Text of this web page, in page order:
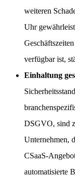
weiteren
Uhr
verfügbar ist,
Einhaltung
DSGVO, sind
Unternehmen,
CSaaS-
automatisierte